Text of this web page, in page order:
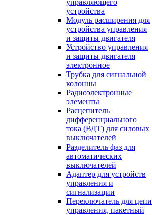
управляющего
устройства
Модуль расширения для
устройства управления
и защиты двигателя
Устройство управления
и защиты двигателя
электронное
Трубка для сигнальной
колонны
Радиоэлектронные
элементы
Расцепитель
дифференциального
тока (ВДТ) для силовых
выключателей
Разделитель фаз для
автоматических
выключателей
Адаптер для устройств
управления и
сигнализации
Переключатель для цепи
управления, пакетный